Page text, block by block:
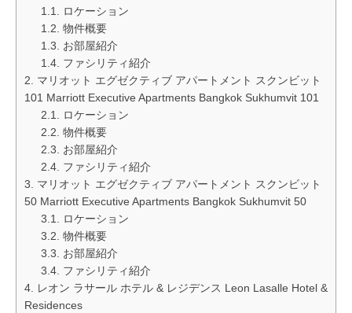
ロケーション
物件概要
お部屋紹介
ファシリティ紹介
マリオット エグゼクティブ アパートメント スクンビット
101 Marriott Executive Apartments Bangkok Sukhumvit 101
ロケーション
物件概要
お部屋紹介
ファシリティ紹介
マリオット エグゼクティブ アパートメント スクンビット
50 Marriott Executive Apartments Bangkok Sukhumvit 50
ロケーション
物件概要
お部屋紹介
ファシリティ紹介
レオン ラサール ホテル & レジデンス Leon Lasalle Hotel &
Residences